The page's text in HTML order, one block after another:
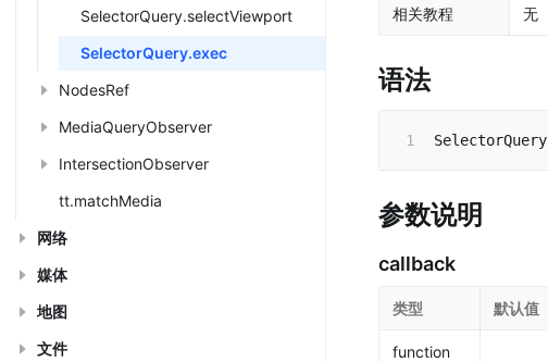
SelectorQuery.selectViewport
SelectorQuery.exec
NodesRef
MediaQueryObserver
IntersectionObserver
tt.matchMedia
网络
媒体
地图
文件
相关教程 无
语法
SelectorQuery
参数说明
callback
类型 默认值
function